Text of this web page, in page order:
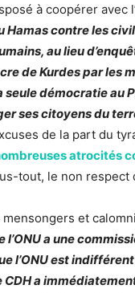
à coopérer avec
Hamas contre les
au lieu
de Kurdes par les
seule démocratie
ses citoyens du
de la part du
atrocités
tout, le non respect
et
l’ONU a une
l’ONU est
CDH a